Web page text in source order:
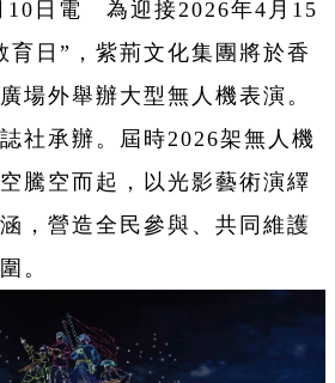
10日電 為迎接2026年4月15
育日”，紫荊文化集團將於香
場外舉辦大型無人機表演。
社承辦。屆時2026架無人機
騰空而起，以光影藝術演繹
，營造全民參與、共同維護
。